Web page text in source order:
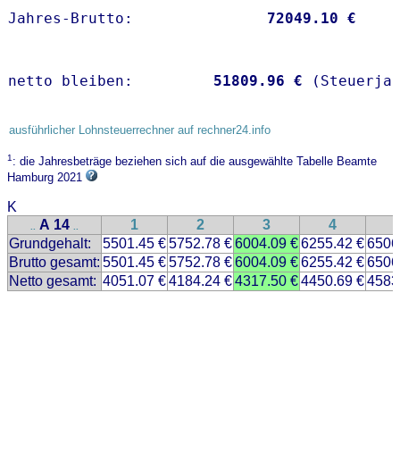
Jahres-Brutto: 72049.10 €
netto bleiben: 51809.96 €
ausführlicher Lohnsteuerrechner auf rechner24.info
1: die Jahresbeträge beziehen sich auf die ausgewählte Tabelle Beamte
Hamburg 2021
K
.. A 14 .. 1 2 3 4
Grundgehalt:
5501.45 €5752.78 €6004.09 €6255.42 €
Brutto gesamt: 5501.45 €5752.78 €6004.09 €6255.42 €
Netto gesamt: 4051.07 €4184.24 €4317.50 €4450.69 €